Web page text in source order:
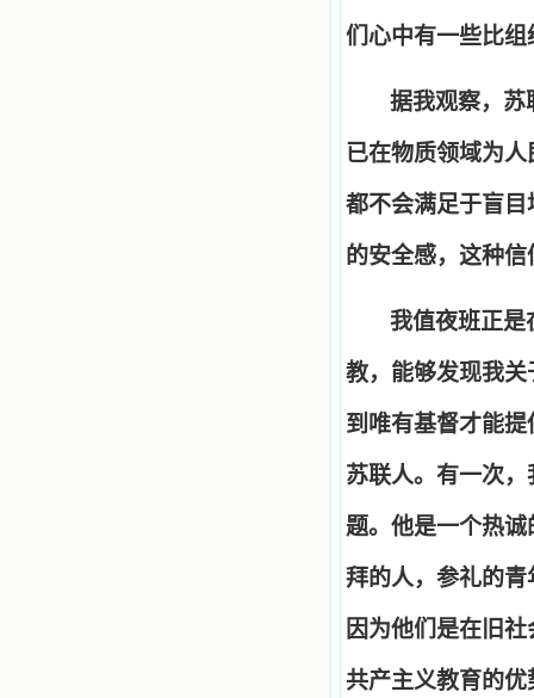
们心中有一些比
据我观察，苏
已在物质领域为
都不会满足于盲
的安全感，这种
我值夜班正是
教，能够发现我
到唯有基督才能
苏联人。有一次
题。他是一个热
拜的人，参礼的
因为他们是在旧
共产主义教育的